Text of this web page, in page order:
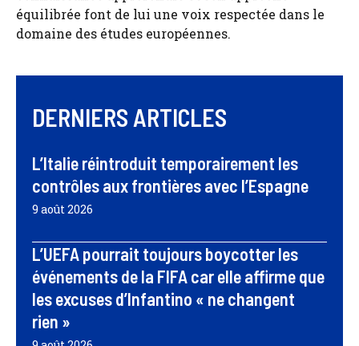
équilibrée font de lui une voix respectée dans le
domaine des études européennes.
DERNIERS ARTICLES
L’Italie réintroduit temporairement les
contrôles aux frontières avec l’Espagne
9 août 2026
L’UEFA pourrait toujours boycotter les
événements de la FIFA car elle affirme que
les excuses d’Infantino « ne changent
rien »